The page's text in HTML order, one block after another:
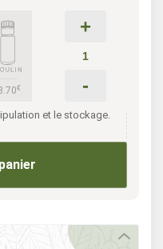
et le stockage.
€
+
-